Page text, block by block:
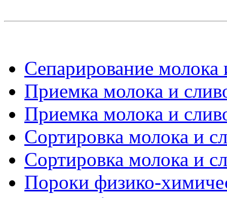
Сепарирование молока
Приемка молока и
Приемка молока и
Сортировка молока и
Сортировка молока и
Пороки физико-